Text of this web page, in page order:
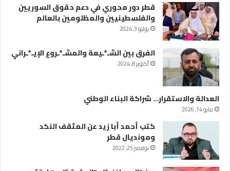
قطر دور محوري في دعم حقوق السوريين
والفلسطينيين والمظلومين بالعالم
يوليو 3, 2024
الفرق بين الشـ*ـيعة والمشـ*ـروع الإيـ*ـراني
أكتوبر 8, 2024
العدالة والاستقرار… شراكة البناء الوطني
مايو 14, 2026
كتب أحمد أبا زيد عن المثقف النكد
ومونديال قطر
نوفمبر 25, 2022